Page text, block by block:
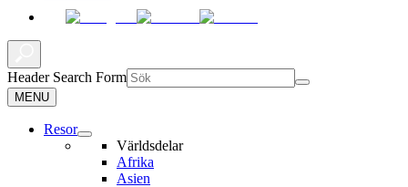
Header Search Form
MENU
Resor
Världsdelar
Afrika
Asien